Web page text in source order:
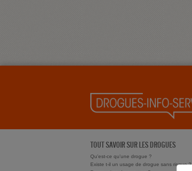
TOUT SAVOIR SUR LES DROGUES
Qu'est-ce qu'une drogue ?
Existe t-il un usage de drogue sans risque ?